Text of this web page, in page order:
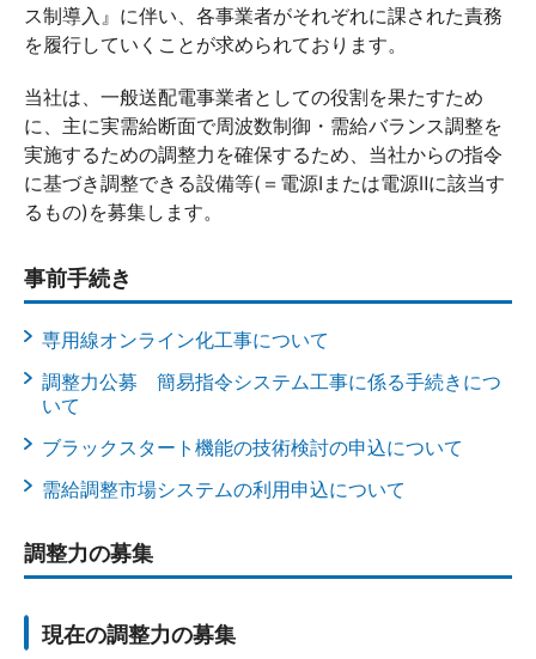
ス制導入』に伴い、各事業者がそれぞれに課された責務
を履行していくことが求められております。
当社は、一般送配電事業者としての役割を果たすため
に、主に実需給断面で周波数制御・需給バランス調整を
実施するための調整力を確保するため、当社からの指令
に基づき調整できる設備等(＝電源Ⅰまたは電源Ⅱに該当す
るもの)を募集します。
事前手続き
専用線オンライン化工事について
調整力公募 簡易指令システム工事に係る手続きにつ
いて
ブラックスタート機能の技術検討の申込について
需給調整市場システムの利用申込について
調整力の募集
現在の調整力の募集